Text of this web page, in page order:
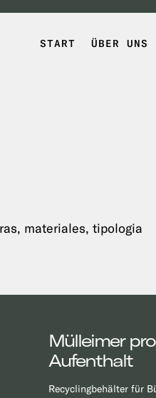
START ÜBER UNS
materiales, tipologia
Mülleimer pro
Aufenthalt
Recyclingbehälter für